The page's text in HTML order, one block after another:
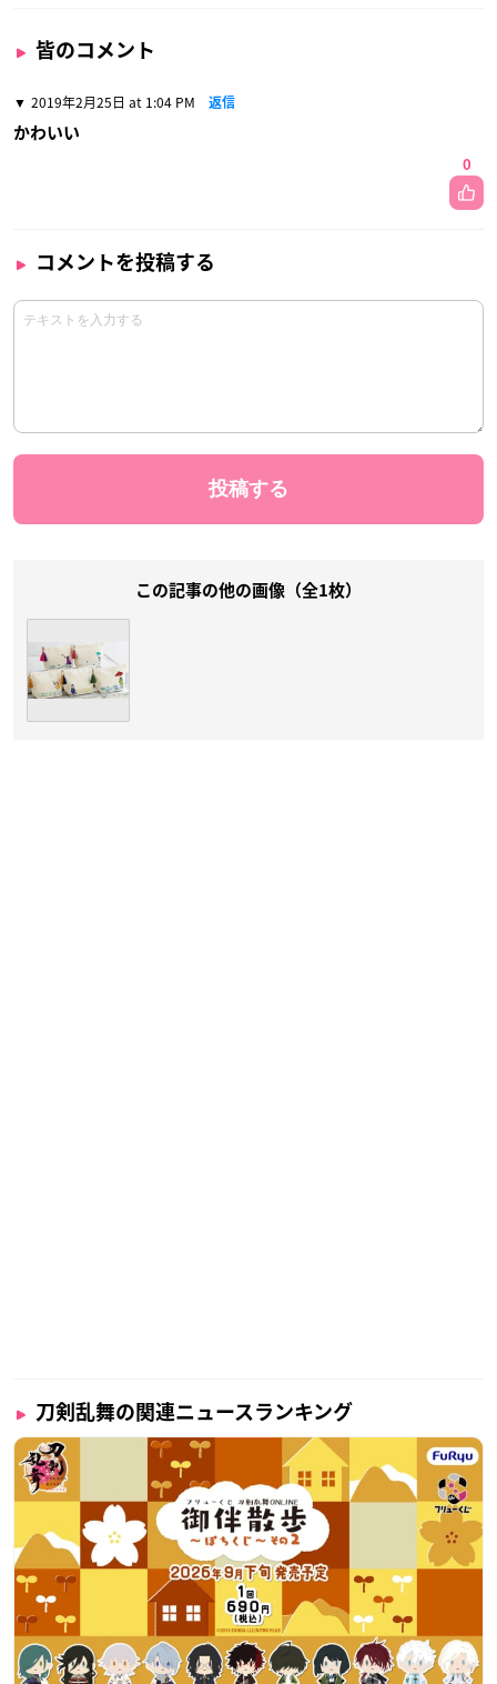
皆のコメント
2019年2月25日 at 1:04 PM 返信
かわいい
0
コメントを投稿する
この記事の他の画像（全1枚）
刀剣乱舞の関連ニュースランキング